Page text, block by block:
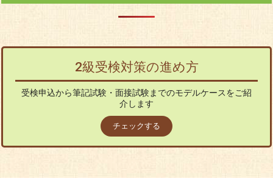
2級受検対策の進め方
受検申込から筆記試験・面接試験までのモデルケースをご紹
介します
チェックする